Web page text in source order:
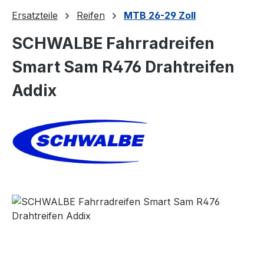
Ersatzteile Reifen MTB 26-29 Zoll
SCHWALBE Fahrradreifen
Smart Sam R476 Drahtreifen
Addix